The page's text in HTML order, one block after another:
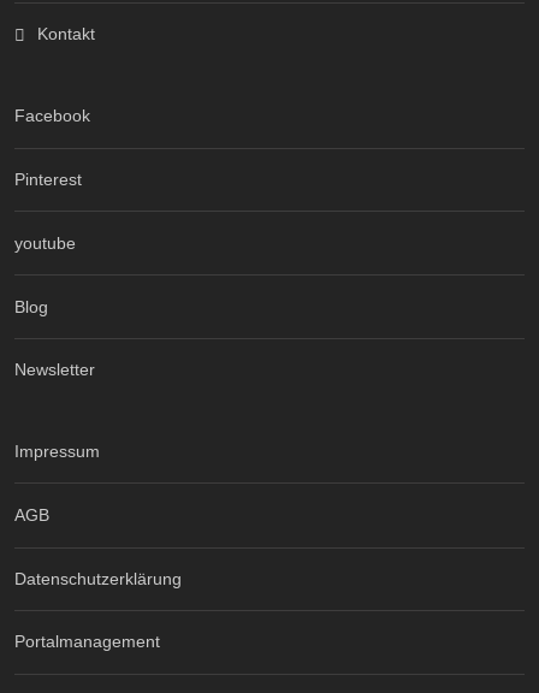
Kontakt
Facebook
Pinterest
youtube
Blog
Newsletter
Impressum
AGB
Datenschutzerklärung
Portalmanagement